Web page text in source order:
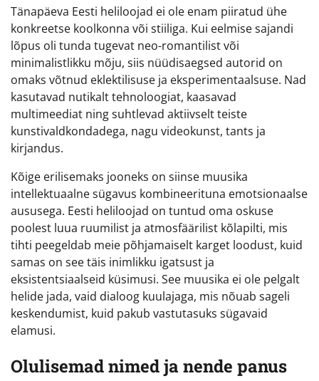
Tänapäeva Eesti heliloojad ei ole enam piiratud ühe
konkreetse koolkonna või stiiliga. Kui eelmise sajandi
lõpus oli tunda tugevat neo-romantilist või
minimalistlikku mõju, siis nüüdisaegsed autorid on
omaks võtnud eklektilisuse ja eksperimentaalsuse. Nad
kasutavad nutikalt tehnoloogiat, kaasavad
multimeediat ning suhtlevad aktiivselt teiste
kunstivaldkondadega, nagu videokunst, tants ja
kirjandus.
Kõige erilisemaks jooneks on siinse muusika
intellektuaalne sügavus kombineerituna emotsionaalse
aususega. Eesti heliloojad on tuntud oma oskuse
poolest luua ruumilist ja atmosfäärilist kõlapilti, mis
tihti peegeldab meie põhjamaiselt karget loodust, kuid
samas on see täis inimlikku igatsust ja
eksistentsiaalseid küsimusi. See muusika ei ole pelgalt
helide jada, vaid dialoog kuulajaga, mis nõuab sageli
keskendumist, kuid pakub vastutasuks sügavaid
elamusi.
Olulisemad nimed ja nende panus